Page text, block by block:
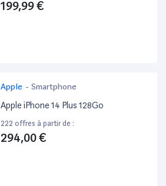
199,99 €
Apple - Smartphone
Apple iPhone 14 Plus 128Go
222 offres à partir de :
294,00 €